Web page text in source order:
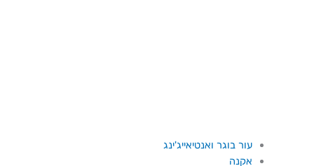
עור בוגר ואנטיאייג'ינג
אקנה